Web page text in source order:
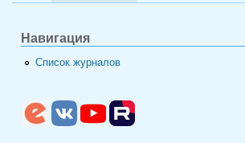
Навигация
Список журналов